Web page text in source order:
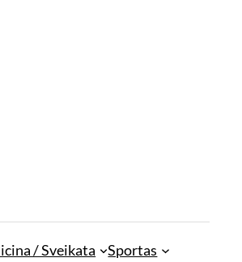
/ Sveikata
Sportas